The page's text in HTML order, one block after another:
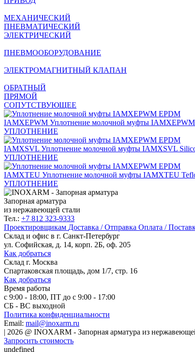
МЕХАНИЧЕСКИЙ
ПНЕВМАТИЧЕСКИЙ
ЭЛЕКТРИЧЕСКИЙ
ПНЕВМООБОРУДОВАНИЕ
ЭЛЕКТРОМАГНИТНЫЙ КЛАПАН
ОБРАТНЫЙ
ПРЯМОЙ
СОПУТСТВУЮЩЕЕ
IAMXEPWM Уплотнение молочной муфты
УПЛОТНЕНИЕ
IAMXSVL Уплотнение молочной муфты IAMXSVL
УПЛОТНЕНИЕ
IAMXTEU Уплотнение молочной муфты IAMXTEU
УПЛОТНЕНИЕ
Запорная арматура
из нержавеющей стали
Тел.: +7 812 323-9333
Проектировщикам Доставка / Отправка Оплата /
Склад и офис в г. Санкт-Петербург
ул. Софийская, д. 14, корп. 2Б, оф. 205
Как добраться
Склад г. Москва
Спартаковская площадь, дом 1/7, стр. 16
Как добраться
Время работы
с 9:00 - 18:00, ПТ до с 9:00 - 17:00
СБ - ВС выходной
Политика конфиденциальности
Email: mail@inoxarm.ru
| 2026 @ INOXARM - Запорная арматура из
Запросить стоимость
undefined